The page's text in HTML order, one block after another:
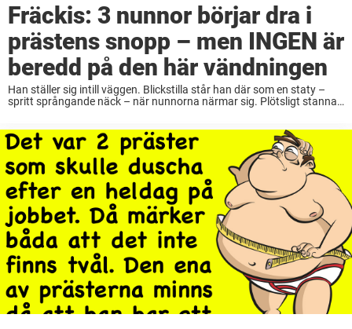
Fräckis: 3 nunnor börjar dra i
prästens snopp – men INGEN är
beredd på den här vändningen
Han ställer sig intill väggen. Blickstilla står han där som en staty –
spritt språngande näck – när nunnorna närmar sig. Plötsligt stannar